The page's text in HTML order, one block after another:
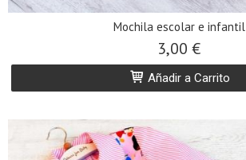
Mochila escolar e infantil
3,00 €
Añadir a Carrito